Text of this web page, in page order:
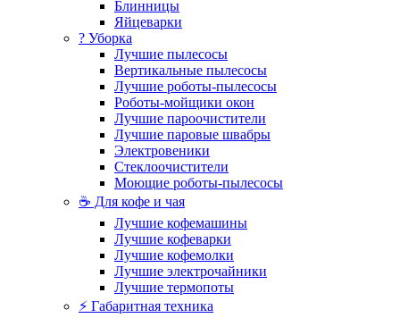
Блинницы
Яйцеварки
? Уборка
Лучшие пылесосы
Вертикальные пылесосы
Лучшие роботы-пылесосы
Роботы-мойщики окон
Лучшие пароочистители
Лучшие паровые швабры
Электровеники
Стеклоочистители
Моющие роботы-пылесосы
☕ Для кофе и чая
Лучшие кофемашины
Лучшие кофеварки
Лучшие кофемолки
Лучшие электрочайники
Лучшие термопоты
⚡ Габаритная техника